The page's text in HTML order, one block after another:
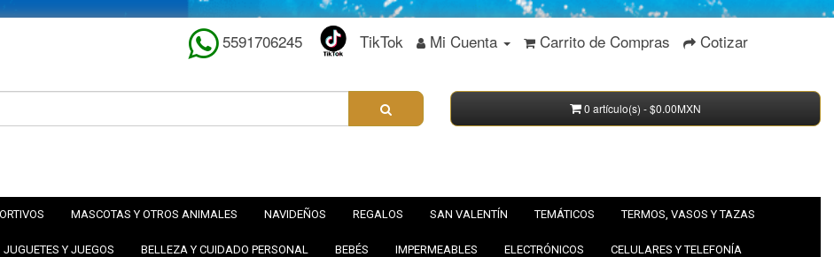
5591706245 TikTok Mi Cuenta Carrito de Compras Cotizar
0 artículo(s) - $0.00MXN
MASCOTAS Y OTROS ANIMALES NAVIDEÑOS REGALOS SAN VALENTÍN TEMÁTICOS TERMOS, VASOS Y TAZAS
JUGUETES Y JUEGOS BELLEZA Y CUIDADO PERSONAL BEBÉS IMPERMEABLES ELECTRÓNICOS CELULARES Y TELEFONÍA